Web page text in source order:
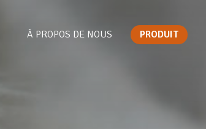
À PROPOS DE NOUS PRODUIT